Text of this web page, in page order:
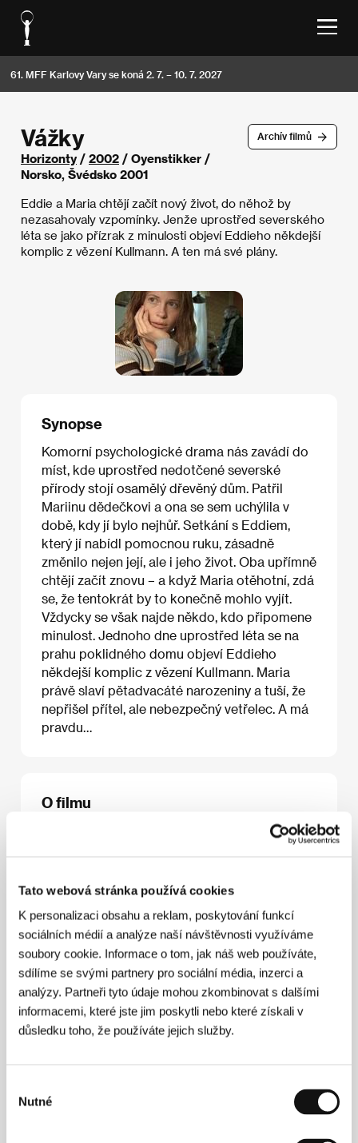
Tato webová stránka používá cookies
K personalizaci obsahu a reklam, poskytování funkcí
sociálních médií a analýze naší návštěvnosti využíváme
soubory cookie. Informace o tom, jak náš web používáte,
sdílíme se svými partnery pro sociální média, inzerci a
analýzy. Partneři tyto údaje mohou zkombinovat s dalšími
informacemi, které jste jim poskytli nebo které získali v
důsledku toho, že používáte jejich služby.
souhlasu
Nutné
61. MFF Karlovy Vary se koná 2. 7. – 10. 7. 2027
Archív filmů
Vážky
Horizonty/ 2002 / Oyenstikker /
Norsko, Švédsko 2001
Eddie a Maria chtějí začít nový život, do něhož by
nezasahovaly vzpomínky. Jenže uprostřed severského
léta se jako přízrak z minulosti objeví Eddieho někdejší
komplic z vězení Kullmann. A ten má své plány.
Synopse
Komorní psychologické drama nás zavádí do
míst, kde uprostřed nedotčené severské
přírody stojí osamělý dřevěný dům. Patřil
Mariinu dědečkovi a ona se sem uchýlila v
době, kdy jí bylo nejhůř. Setkání s Eddiem,
který jí nabídl pomocnou ruku, zásadně
změnilo nejen její, ale i jeho život. Oba upřímně
chtějí začít znovu – a když Maria otěhotní, zdá
se, že tentokrát by to konečně mohlo vyjít.
Vždycky se však najde někdo, kdo připomene
minulost. Jednoho dne uprostřed léta se na
prahu poklidného domu objeví Eddieho
někdejší komplic z vězení Kullmann. Maria
právě slaví pětadvacáté narozeniny a tuší, že
nepřišel přítel, ale nebezpečný vetřelec. A má
pravdu…
O filmu
HudbaMagne Furuholmen, Kjetil Bjerkestrand
Endresen/ Výroba Motlys AS, v koprodukci/in
coproduction with Finalcut Entertainment, 4 1/2/
HrajíMaria Bonnevie, Kim Bodnia, Mikael
Persbrandt, Tintin Anderzon, Shanti Roney
Režie